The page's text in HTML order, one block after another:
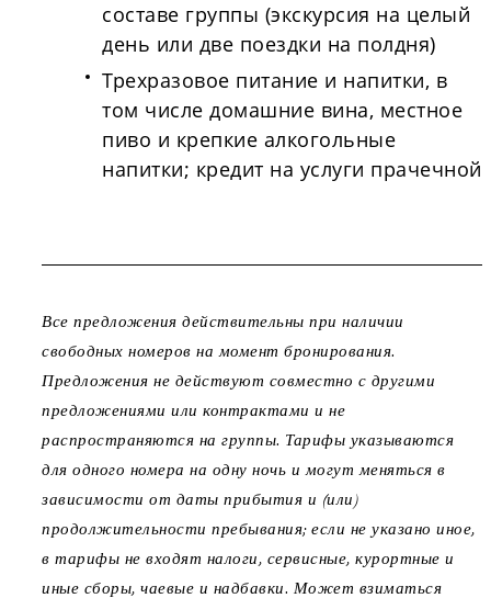
составе группы (экскурсия на целый
день или две поездки на полдня)
Трехразовое питание и напитки, в
том числе домашние вина, местное
пиво и крепкие алкогольные
напитки; кредит на услуги прачечной
Все предложения действительны при наличии
свободных номеров на момент бронирования.
Предложения не действуют совместно с другими
предложениями или контрактами и не
распространяются на группы. Тарифы указываются
для одного номера на одну ночь и могут меняться в
зависимости от даты прибытия и (или)
продолжительности пребывания; если не указано иное,
в тарифы не входят налоги, сервисные, курортные и
иные сборы, чаевые и надбавки. Может взиматься